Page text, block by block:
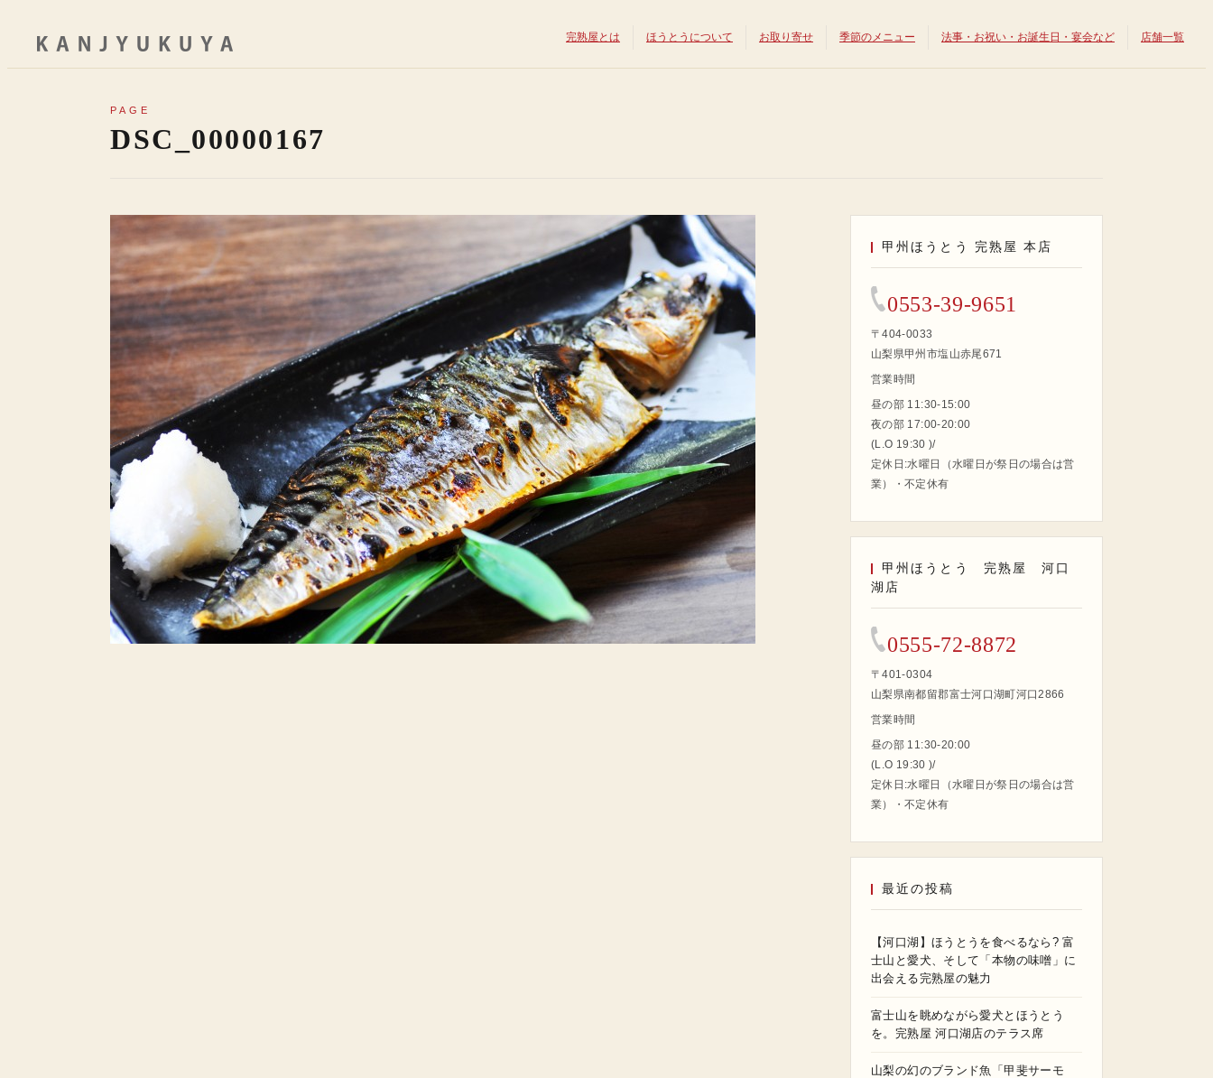
完熟屋とは ほうとうについて お取り寄せ 季節のメニュー 法事・お祝い・お誕生日・宴会など 店舗一覧
PAGE
DSC_00000167
甲州ほうとう 完熟屋 本店
0553-39-9651
〒404-0033
山梨県甲州市塩山赤尾671
営業時間
昼の部 11:30-15:00
夜の部 17:00-20:00
(L.O 19:30 )/
定休日:水曜日（水曜日が祭日の場合は営
業）・不定休有
甲州ほうとう 完熟屋 河口
湖店
0555-72-8872
〒401-0304
山梨県南都留郡富士河口湖町河口2866
営業時間
昼の部 11:30-20:00
(L.O 19:30 )/
定休日:水曜日（水曜日が祭日の場合は営
業）・不定休有
最近の投稿
【河口湖】ほうとうを食べるなら? 富
士山と愛犬、そして「本物の味噌」に
出会える完熟屋の魅力
富士山を眺めながら愛犬とほうとう
を。完熟屋 河口湖店のテラス席
山梨の幻のブランド魚「甲斐サーモ